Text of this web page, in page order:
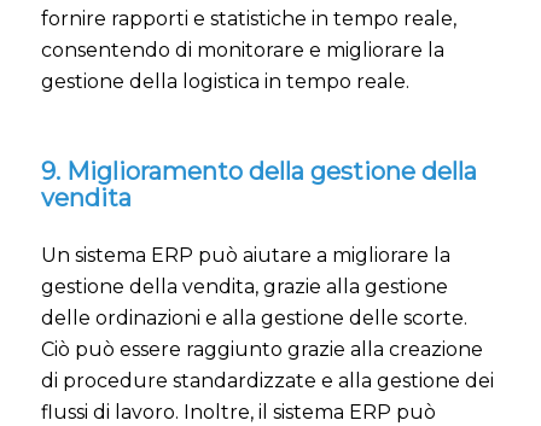
fornire rapporti e statistiche in tempo reale,
consentendo di monitorare e migliorare la
gestione della logistica in tempo reale.
9. Miglioramento della gestione della
vendita
Un sistema ERP può aiutare a migliorare la
gestione della vendita, grazie alla gestione
delle ordinazioni e alla gestione delle scorte.
Ciò può essere raggiunto grazie alla creazione
di procedure standardizzate e alla gestione dei
flussi di lavoro. Inoltre, il sistema ERP può